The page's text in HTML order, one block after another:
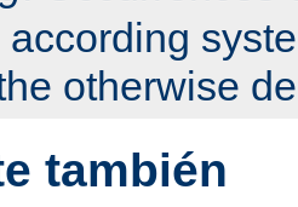
otherwise
también